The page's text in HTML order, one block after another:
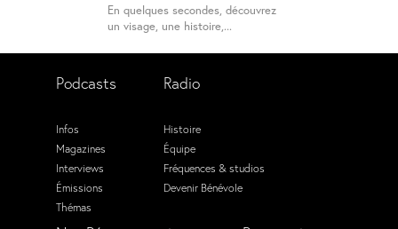
En quelques secondes, découvrez
un visage, une histoire,...
Podcasts
Infos
Magazines
Interviews
Émissions
Thémas
Radio
Histoire
Équipe
Fréquences & studios
Devenir Bénévole